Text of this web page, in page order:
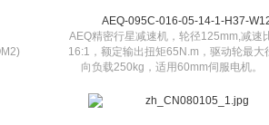
AEQ-095C-016-05-14-1-H37-
AEQ精密行星减速机，轮径125mm,减速
16:1，额定输出扭矩65N.m，驱动轮最大
向负载250kg，适用60mm伺服电机。